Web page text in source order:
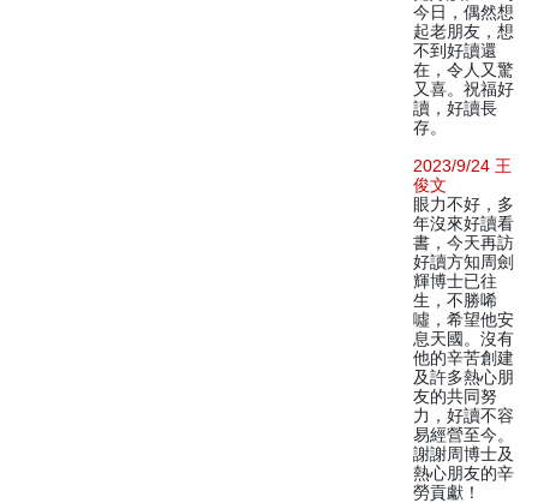
今日，偶然想
起老朋友，想
不到好讀還
在，令人又驚
又喜。祝福好
讀，好讀長
存。
2023/9/24 王
俊文
眼力不好，多
年沒來好讀看
書，今天再訪
好讀方知周劍
輝博士已往
生，不勝唏
噓，希望他安
息天國。沒有
他的辛苦創建
及許多熱心朋
友的共同努
力，好讀不容
易經營至今。
謝謝周博士及
熱心朋友的辛
勞貢獻！